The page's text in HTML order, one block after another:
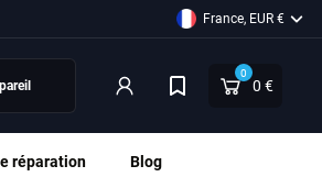
France, EUR €
0
0 €
réparation Blog